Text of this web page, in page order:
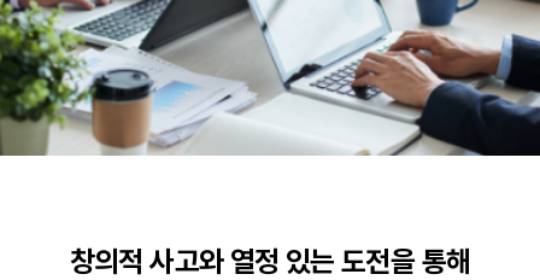
창의적 사고와 열정 있는 도전을 통해